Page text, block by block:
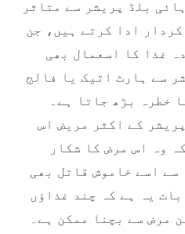
بلڈ پریشر سے متاثر
ادا کرتے ہیں، جن
غذا کا اسعمال بھی
سے ہارٹ اٹیک یا فالج
خطرہ بڑھ جاتا ہے۔
کے اکثر مریض اس
وہ اس مرض کا شکار
سے اسے خاموش قاتل بھی
یہ ہے کہ چند غذاؤں
مرض سے بچنا ممکن ہے۔